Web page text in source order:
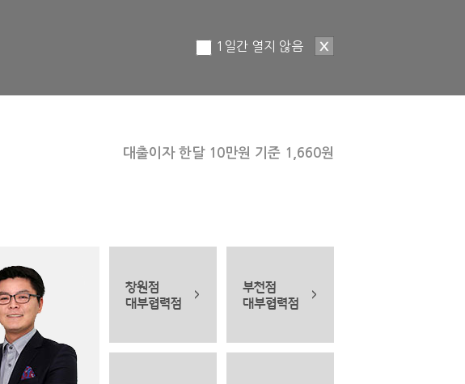
1일간 열지 않음
대출이자 한달 10만원 기준 1,660원